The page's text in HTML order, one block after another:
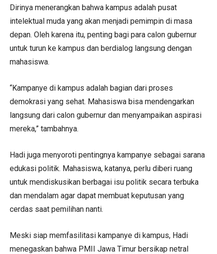
Dirinya menerangkan bahwa kampus adalah pusat
intelektual muda yang akan menjadi pemimpin di masa
depan. Oleh karena itu, penting bagi para calon gubernur
untuk turun ke kampus dan berdialog langsung dengan
mahasiswa.
“Kampanye di kampus adalah bagian dari proses
demokrasi yang sehat. Mahasiswa bisa mendengarkan
langsung dari calon gubernur dan menyampaikan aspirasi
mereka,” tambahnya.
Hadi juga menyoroti pentingnya kampanye sebagai sarana
edukasi politik. Mahasiswa, katanya, perlu diberi ruang
untuk mendiskusikan berbagai isu politik secara terbuka
dan mendalam agar dapat membuat keputusan yang
cerdas saat pemilihan nanti.
Meski siap memfasilitasi kampanye di kampus, Hadi
menegaskan bahwa PMII Jawa Timur bersikap netral